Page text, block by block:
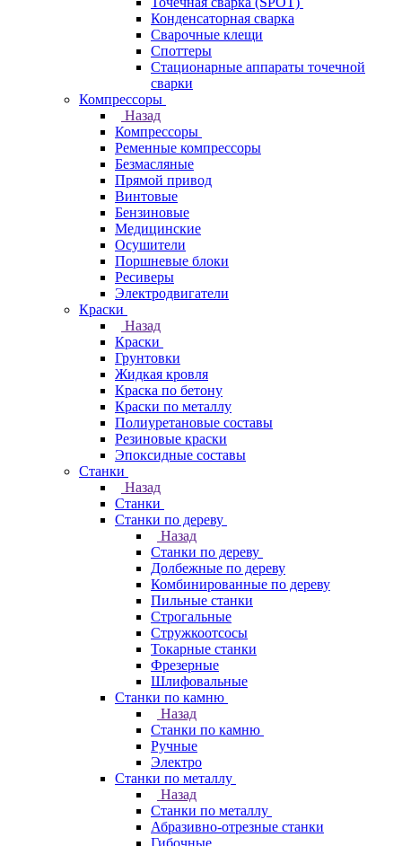
Конденсаторная сварка
Сварочные клещи
Споттеры
Стационарные аппараты точечной
сварки
Компрессоры
Назад
Компрессоры
Ременные компрессоры
Безмасляные
Прямой привод
Винтовые
Бензиновые
Медицинские
Осушители
Поршневые блоки
Ресиверы
Электродвигатели
Краски
Назад
Краски
Грунтовки
Жидкая кровля
Краска по бетону
Краски по металлу
Полиуретановые составы
Резиновые краски
Эпоксидные составы
Станки
Назад
Станки
Станки по дереву
Назад
Станки по дереву
Долбежные по дереву
Комбинированные по дереву
Пильные станки
Строгальные
Стружкоотсосы
Токарные станки
Фрезерные
Шлифовальные
Станки по камню
Назад
Станки по камню
Ручные
Электро
Станки по металлу
Назад
Станки по металлу
Абразивно-отрезные станки
Гибочные